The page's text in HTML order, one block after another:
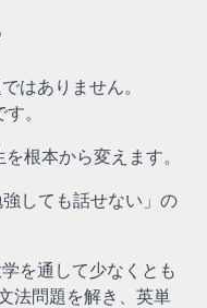
はありません。
す。
根本から変えます。
しても話せない」の
を通して少なくとも
法問題を解き、英単